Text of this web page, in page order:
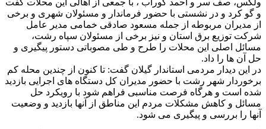
و گو کرد و در نشستی با حضور فرماندار و مسئولان شهری و برخی
از مدیران مربوطه از جمله مسعود صادقی خمامی مدیر عامل
شرکت توزیع برق استان و نیز برخی از مسئولان سپاه رشت،
مسائل اصلی این محلات را طرح و طی مصوباتی دستور پیگیری و
حل آن ها را داد.
در این دیدار مردمی استاندار گیلان گفت: تا کنون از چندین محله کم
برخوردار شهر رشت با حضور مدیران کل دستگاه های اجرایی بازدید
شده است و هرگاه فرصت مناسبی فراهم شود با رویکرد حل
مسائل و کاهش مشکلات مردم این مناطق از آنها بازدید و وضعیت
آنها را بررسی و پیگیری می شود.